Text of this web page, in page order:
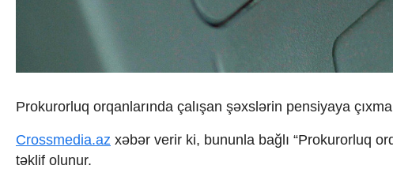
Əmək və sosial siyasət
Telekommunikasiya və nəqliyyat
Cəmiyyət
Siyasət
Məhkəmə və hüquq
Prokurorluq orqanlarında çalışan şəxslərin pensiyaya çıxma
Crossmedia.az xəbər verir ki, bununla bağlı “Prokurorluq
təklif olunur.